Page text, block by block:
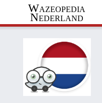
Wazeopedia
Nederland